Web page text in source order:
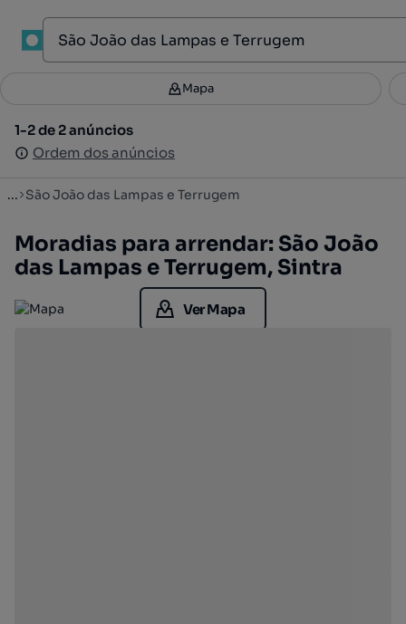
Filtros 3
1-2 de 2 anúncios
Ordem dos anúncios
Mapa
1-2 de 2 anúncios
Ordem dos anúncios
... São João das Lampas e Terrugem
Moradias para arrendar: São João
das Lampas e Terrugem, Sintra
Ver Mapa